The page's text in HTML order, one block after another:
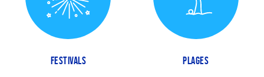
FESTIVALS PLAGES